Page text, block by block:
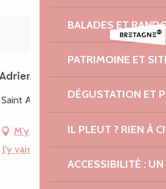
BALADES ET
PATRIMOINE ET
DÉGUSTATION ET
IL PLEUT ? RIEN À
ACCESSIBILITÉ :
Adrien, 22740 Pleumeur-
M'y rendre
J'y vais en train !